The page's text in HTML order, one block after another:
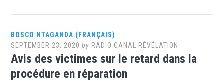
BOSCO NTAGANDA (FRANÇAIS)
SEPTEMBER 23, 2020 by RADIO CANAL RÉVÉLATION
Avis des victimes sur le retard dans la
procédure en réparation